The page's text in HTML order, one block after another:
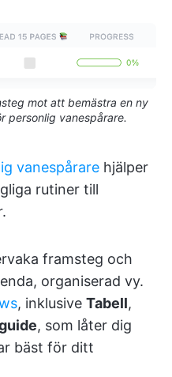
mot att bemästra en ny
personlig vanespårare.
vanespårare hjälper
rutiner till
framsteg och
organiserad vy.
, inklusive Tabell,
, som låter dig
bäst för ditt